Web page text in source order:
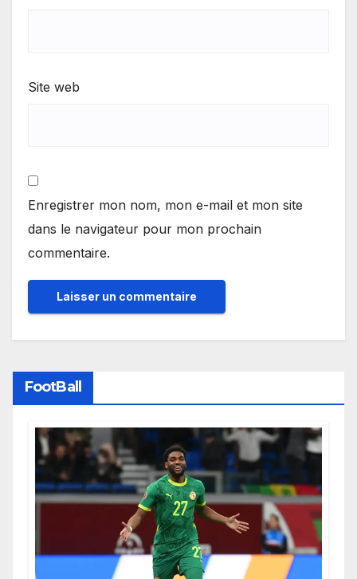
Site web
Enregistrer mon nom, mon e-mail et mon site
dans le navigateur pour mon prochain
commentaire.
FootBall